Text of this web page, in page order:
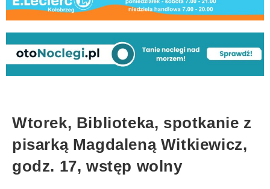
Wtorek, Biblioteka, spotkanie z
pisarką Magdaleną Witkiewicz,
godz. 17, wstęp wolny